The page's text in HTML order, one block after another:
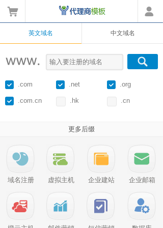
英文域名 中文域名
.com .net .org
.com.cn .hk .cn
更多后缀
虚拟主机 企业建站
域名注册 企业邮箱